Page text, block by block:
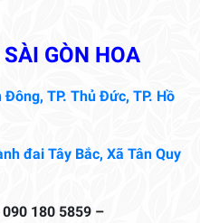
GÒN HOA
TP. Thủ Đức, TP. Hồ
đai Tây Bắc, Xã Tân Quy
090 180 5859 –